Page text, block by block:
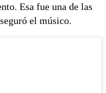
Esa fue una de las
el músico.